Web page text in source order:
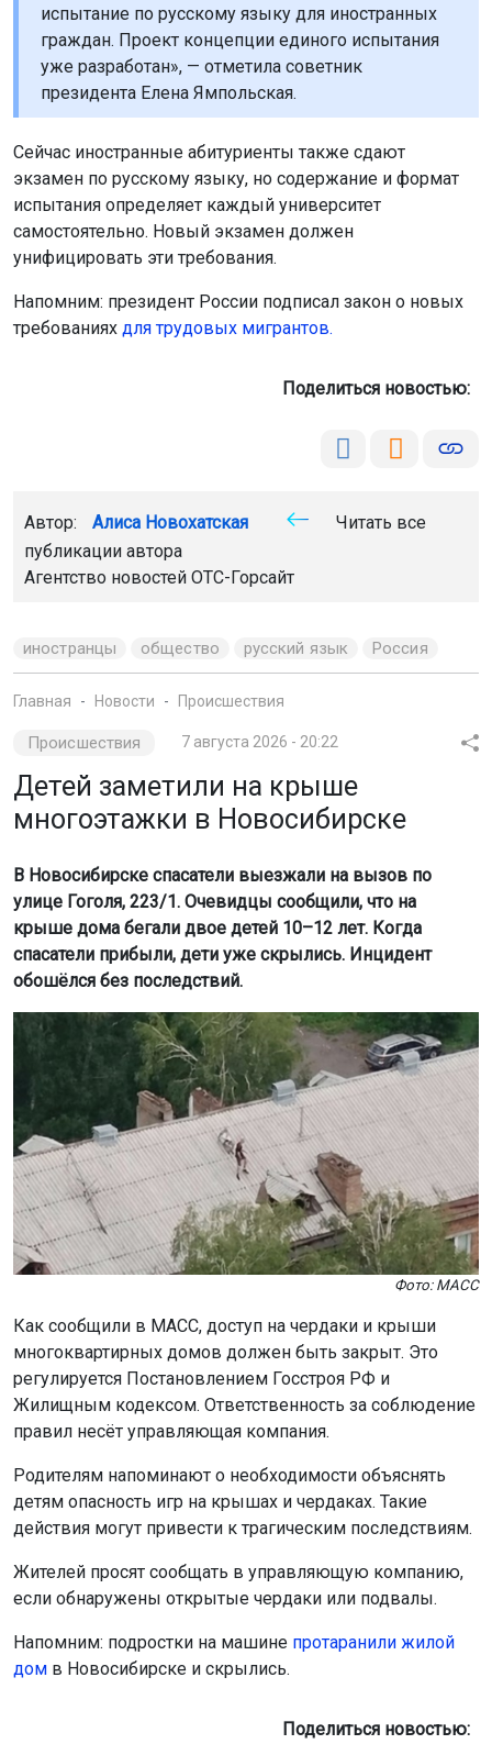
испытание по русскому языку для иностранных
граждан. Проект концепции единого испытания
уже разработан», — отметила советник
президента Елена Ямпольская.
Сейчас иностранные абитуриенты также сдают
экзамен по русскому языку, но содержание и формат
испытания определяет каждый университет
самостоятельно. Новый экзамен должен
унифицировать эти требования.
Напомним: президент России подписал закон о новых
требованиях для трудовых мигрантов.
Поделиться новостью:
Автор: Алиса Новохатская
Читать все
публикации автора
Агентство новостей ОТС-Горсайт
иностранцы общество русский язык Россия
Главная Новости Происшествия
Происшествия 7 августа 2026 - 20:22
Детей заметили на крыше
многоэтажки в Новосибирске
В Новосибирске спасатели выезжали на вызов по
улице Гоголя, 223/1. Очевидцы сообщили, что на
крыше дома бегали двое детей 10–12 лет. Когда
спасатели прибыли, дети уже скрылись. Инцидент
обошёлся без последствий.
Фото: МАСС
Как сообщили в МАСС, доступ на чердаки и крыши
многоквартирных домов должен быть закрыт. Это
регулируется Постановлением Госстроя РФ и
Жилищным кодексом. Ответственность за соблюдение
правил несёт управляющая компания.
Родителям напоминают о необходимости объяснять
детям опасность игр на крышах и чердаках. Такие
действия могут привести к трагическим последствиям.
Жителей просят сообщать в управляющую компанию,
если обнаружены открытые чердаки или подвалы.
Напомним: подростки на машине протаранили жилой
дом в Новосибирске и скрылись.
Поделиться новостью: